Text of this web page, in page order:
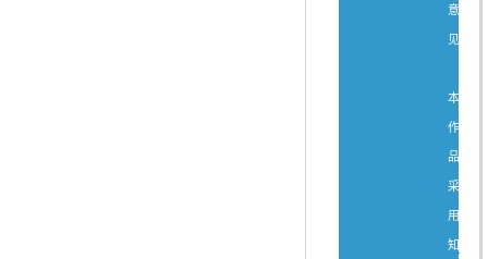
意
见。
本
作
品
采
用
知